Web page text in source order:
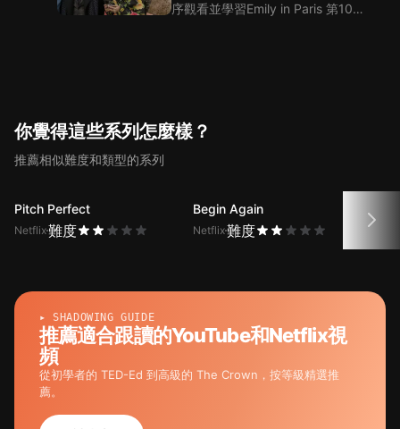
序觀看並學習Emily in Paris 第10集
你覺得這些系列怎麼樣？
推薦相似難度和類型的系列
Pitch Perfect
Netflix難度
Begin Again
Netflix難度
▸ SHADOWING GUIDE
推薦適合跟讀的YouTube和Netflix視
頻
從初學者的 TED-Ed 到高級的 The Crown，按等級精選推
薦。